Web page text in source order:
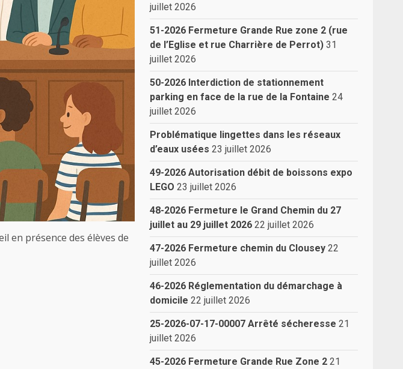
en présence des élèves de
juillet 2026
51-2026 Fermeture Grande Rue zone 2 (rue
de l’Eglise et rue Charrière de Perrot) 31
juillet 2026
50-2026 Interdiction de stationnement
parking en face de la rue de la Fontaine 24
juillet 2026
Problématique lingettes dans les réseaux
d’eaux usées 23 juillet 2026
49-2026 Autorisation débit de boissons expo
LEGO 23 juillet 2026
48-2026 Fermeture le Grand Chemin du 27
juillet au 29 juillet 2026 22 juillet 2026
47-2026 Fermeture chemin du Clousey 22
juillet 2026
46-2026 Réglementation du démarchage à
domicile 22 juillet 2026
25-2026-07-17-00007 Arrêté sécheresse 21
juillet 2026
45-2026 Fermeture Grande Rue Zone 2 21